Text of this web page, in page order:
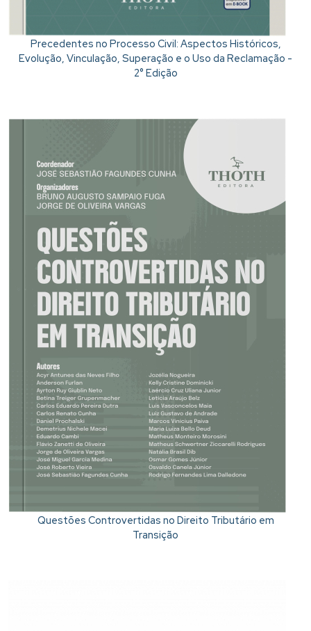
Precedentes no Processo Civil: Aspectos Históricos,
Evolução, Vinculação, Superação e o Uso da Reclamação -
2° Edição
Questões Controvertidas no Direito Tributário em
Transição